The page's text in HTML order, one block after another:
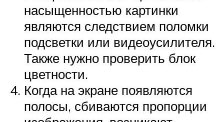
насыщенностью картинки
являются следствием поломки
подсветки или видеоусилителя.
Также нужно проверить блок
цветности.
Когда на экране появляются
полосы, сбиваются пропорции